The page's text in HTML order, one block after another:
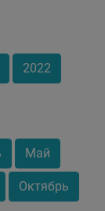
2022
Май
Октябрь